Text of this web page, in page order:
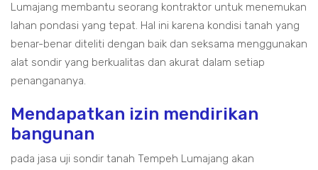
Lumajang membantu seorang kontraktor untuk menemukan
lahan pondasi yang tepat. Hal ini karena kondisi tanah yang
benar-benar diteliti dengan baik dan seksama menggunakan
alat sondir yang berkualitas dan akurat dalam setiap
penangananya.
Mendapatkan izin mendirikan
bangunan
pada jasa uji sondir tanah Tempeh Lumajang akan